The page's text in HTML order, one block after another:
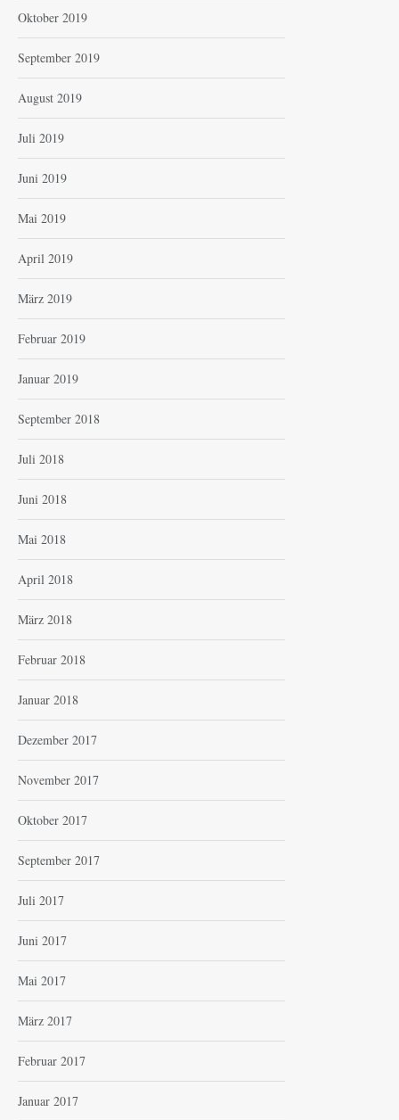
Oktober 2019
September 2019
August 2019
Juli 2019
Juni 2019
Mai 2019
April 2019
März 2019
Februar 2019
Januar 2019
September 2018
Juli 2018
Juni 2018
Mai 2018
April 2018
März 2018
Februar 2018
Januar 2018
Dezember 2017
November 2017
Oktober 2017
September 2017
Juli 2017
Juni 2017
Mai 2017
März 2017
Februar 2017
Januar 2017